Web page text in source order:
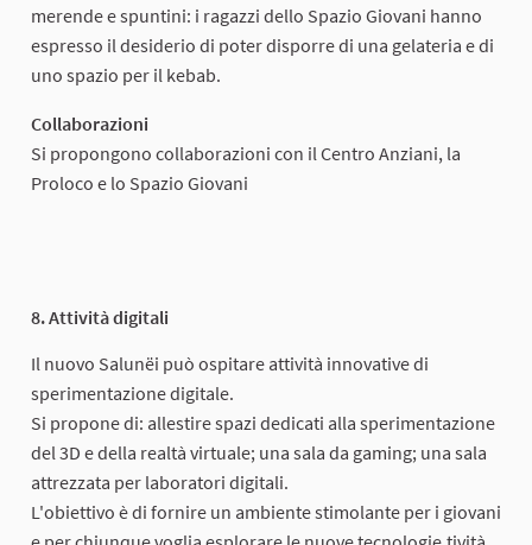
merende e spuntini: i ragazzi dello Spazio Giovani hanno
espresso il desiderio di poter disporre di una gelateria e di
uno spazio per il kebab.
Collaborazioni
Si propongono collaborazioni con il Centro Anziani, la
Proloco e lo Spazio Giovani
8. Attività digitali
Il nuovo Salunëi può ospitare attività innovative di
sperimentazione digitale.
Si propone di: allestire spazi dedicati alla sperimentazione
del 3D e della realtà virtuale; una sala da gaming; una sala
attrezzata per laboratori digitali.
L'obiettivo è di fornire un ambiente stimolante per i giovani